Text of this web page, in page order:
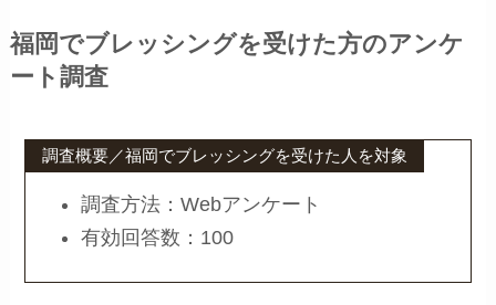
福岡でブレッシングを受けた方のアンケ
ート調査
調査概要／福岡でブレッシングを受けた人を対象
調査方法：Webアンケート
有効回答数：100